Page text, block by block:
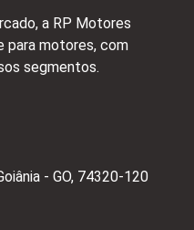
a RP Motores
para motores, com
segmentos.
- GO, 74320-120